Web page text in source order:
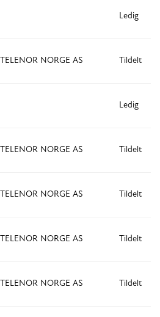
Ledig
TELENOR NORGE AS Tildelt
Ledig
TELENOR NORGE AS Tildelt
TELENOR NORGE AS Tildelt
TELENOR NORGE AS Tildelt
TELENOR NORGE AS Tildelt